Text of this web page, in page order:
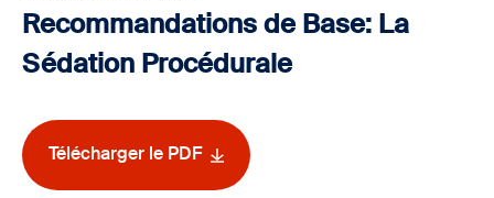
Recommandations de Base: La
Sédation Procédurale
Télécharger le PDF